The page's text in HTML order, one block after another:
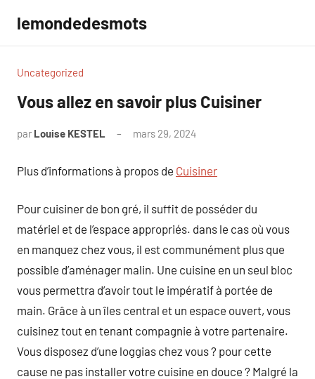
contenu
lemondedesmots
Uncategorized
Vous allez en savoir plus Cuisiner
par Louise KESTEL mars 29, 2024
Plus d’informations à propos de Cuisiner
Pour cuisiner de bon gré, il suffit de posséder du
matériel et de l’espace appropriés. dans le cas où vous
en manquez chez vous, il est communément plus que
possible d’aménager malin. Une cuisine en un seul bloc
vous permettra d’avoir tout le impératif à portée de
main. Grâce à un îles central et un espace ouvert, vous
cuisinez tout en tenant compagnie à votre partenaire.
Vous disposez d’une loggias chez vous ? pour cette
cause ne pas installer votre cuisine en douce ? Malgré la